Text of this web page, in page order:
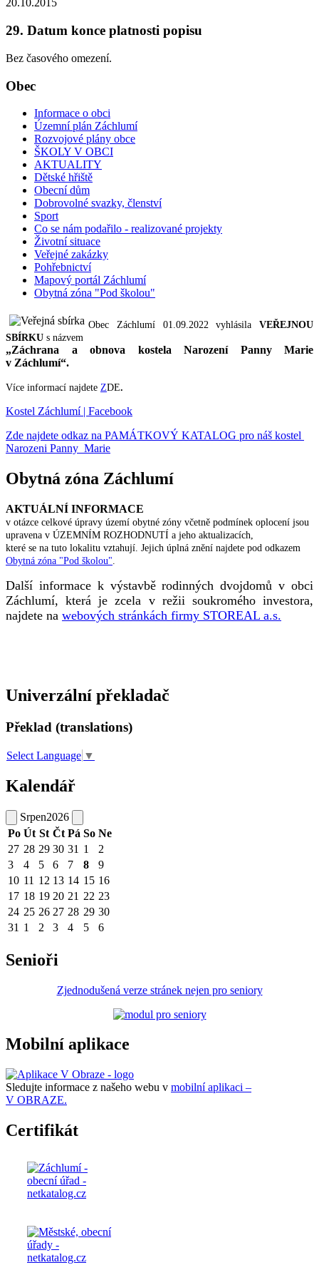
20.10.2015
29. Datum konce platnosti popisu
Bez časového omezení.
Obec
Informace o obci
Územní plán Záchlumí
Rozvojové plány obce
ŠKOLY V OBCI
AKTUALITY
Dětské hřiště
Obecní dům
Dobrovolné svazky, členství
Sport
Co se nám podařilo - realizované projekty
Životní situace
Veřejné zakázky
Pohřebnictví
Mapový portál Záchlumí
Obytná zóna "Pod školou"
Obec Záchlumí 01.09.2022 vyhlásila VEŘEJNOU
SBÍRKU s názvem
„Záchrana a obnova kostela Narození Panny Marie
v Záchlumí“.
Více informací najdete ZDE.
Kostel Záchlumí | Facebook
Zde najdete odkaz na PAMÁTKOVÝ KATALOG pro náš kostel
Narozeni Panny Marie
Obytná zóna Záchlumí
AKTUÁLNÍ INFORMACE
v otázce celkové úpravy území obytné zóny včetně podmínek oplocení jsou
upravena v ÚZEMNÍM ROZHODNUTÍ a jeho aktualizacích,
které se na tuto lokalitu vztahují. Jejich úplná znění najdete pod odkazem
Obytná zóna "Pod školou".
Další informace k výstavbě rodinných dvojdomů v obci
Záchlumí, která je zcela v režii soukromého investora,
najdete na webových stránkách firmy STOREAL a.s.
Univerzální překladač
Překlad (translations)
Select Language ▼
Kalendář
Srpen2026
Po Út St Čt Pá So Ne
27 28 29 30 31 1
2
3
4 5 6 7 8
9
10 11 12 13 14 15 16
17 18 19 20 21 22 23
24 25 26 27 28 29 30
31 1 2 3 4 5 6
Senioři
Zjednodušená verze stránek nejen pro seniory
Mobilní aplikace
Sledujte informace z našeho webu v mobilní aplikaci –
V OBRAZE.
Certifikát